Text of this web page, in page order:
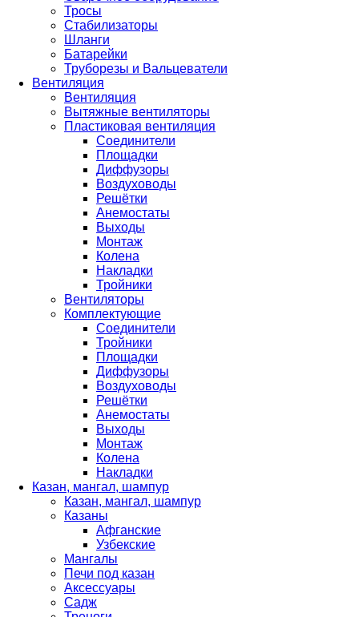
Тросы
Стабилизаторы
Шланги
Батарейки
Труборезы и Вальцеватели
Вентиляция
Вентиляция
Вытяжные вентиляторы
Пластиковая вентиляция
Соединители
Площадки
Диффузоры
Воздуховоды
Решётки
Анемостаты
Выходы
Монтаж
Колена
Накладки
Тройники
Вентиляторы
Комплектующие
Соединители
Тройники
Площадки
Диффузоры
Воздуховоды
Решётки
Анемостаты
Выходы
Монтаж
Колена
Накладки
Казан, мангал, шампур
Казан, мангал, шампур
Казаны
Афганские
Узбекские
Мангалы
Печи под казан
Аксессуары
Садж